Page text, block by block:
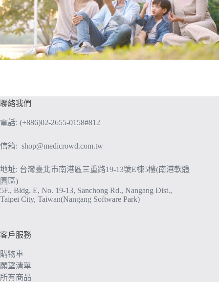
聯絡我們
電話: (+886)02-2655-0158#812
信箱: shop@medicrowd.com.tw
地址: 台灣臺北市南港區三重路19-13號E棟5樓(南港軟體
園區)
5F., Bldg. E, No. 19-13, Sanchong Rd., Nangang Dist.,
Taipei City, Taiwan(Nangang Software Park)
客戶服務
購物車
願望清單
所有商品